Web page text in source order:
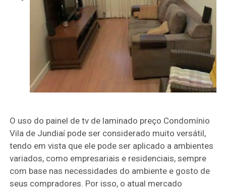
O uso do painel de tv de laminado preço Condomínio
Vila de Jundiaí pode ser considerado muito versátil,
tendo em vista que ele pode ser aplicado a ambientes
variados, como empresariais e residenciais, sempre
com base nas necessidades do ambiente e gosto de
seus compradores. Por isso, o atual mercado